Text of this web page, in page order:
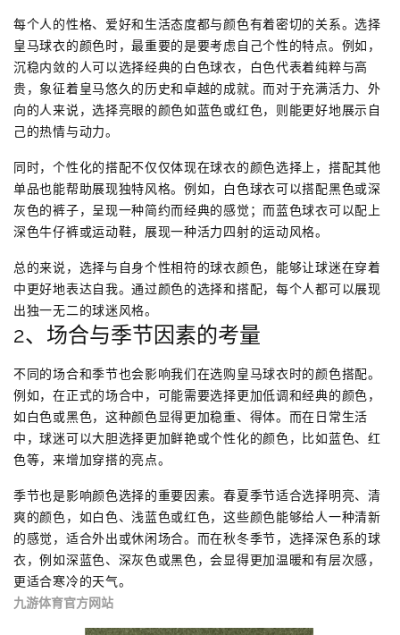
每个人的性格、爱好和生活态度都与颜色有着密切的关系。选择
皇马球衣的颜色时，最重要的是要考虑自己个性的特点。例如，
沉稳内敛的人可以选择经典的白色球衣，白色代表着纯粹与高
贵，象征着皇马悠久的历史和卓越的成就。而对于充满活力、外
向的人来说，选择亮眼的颜色如蓝色或红色，则能更好地展示自
己的热情与动力。
同时，个性化的搭配不仅仅体现在球衣的颜色选择上，搭配其他
单品也能帮助展现独特风格。例如，白色球衣可以搭配黑色或深
灰色的裤子，呈现一种简约而经典的感觉；而蓝色球衣可以配上
深色牛仔裤或运动鞋，展现一种活力四射的运动风格。
总的来说，选择与自身个性相符的球衣颜色，能够让球迷在穿着
中更好地表达自我。通过颜色的选择和搭配，每个人都可以展现
出独一无二的球迷风格。
2、场合与季节因素的考量
不同的场合和季节也会影响我们在选购皇马球衣时的颜色搭配。
例如，在正式的场合中，可能需要选择更加低调和经典的颜色，
如白色或黑色，这种颜色显得更加稳重、得体。而在日常生活
中，球迷可以大胆选择更加鲜艳或个性化的颜色，比如蓝色、红
色等，来增加穿搭的亮点。
季节也是影响颜色选择的重要因素。春夏季节适合选择明亮、清
爽的颜色，如白色、浅蓝色或红色，这些颜色能够给人一种清新
的感觉，适合外出或休闲场合。而在秋冬季节，选择深色系的球
衣，例如深蓝色、深灰色或黑色，会显得更加温暖和有层次感，
更适合寒冷的天气。
九游体育官方网站